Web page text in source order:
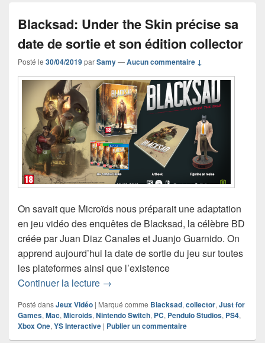
Blacksad: Under the Skin précise sa
date de sortie et son édition collector
Posté le 30/04/2019parSamy—Aucun commentaire ↓
On savait que Microïds nous préparait une adaptation
en jeu vidéo des enquêtes de Blacksad, la célèbre BD
créée par Juan Diaz Canales et Juanjo Guarnido. On
apprend aujourd’hui la date de sortie du jeu sur toutes
les plateformes ainsi que l’existence
Continuer la lecture Blacksad: Under the Skin précise sa
→
Posté dansJeux Vidéo | Marqué comme Blacksad, collector, Just for
Games, Mac, Microids, Nintendo Switch, PC, Pendulo Studios, PS4,
Xbox One, YS Interactive | Publier un commentaire